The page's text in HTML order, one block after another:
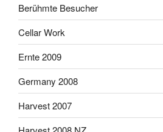
Berühmte Besucher
Cellar Work
Ernte 2009
Germany 2008
Harvest 2007